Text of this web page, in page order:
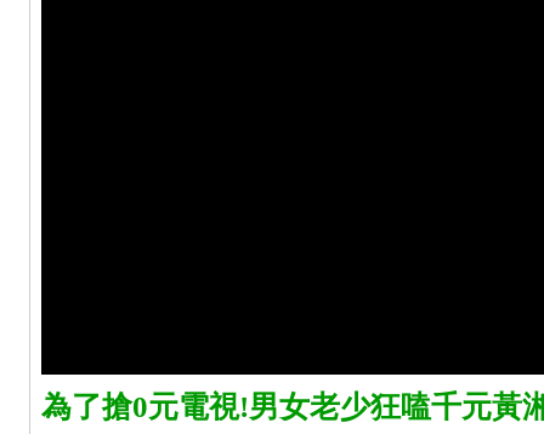
為了搶0元電視!男女老少狂嗑千元黃